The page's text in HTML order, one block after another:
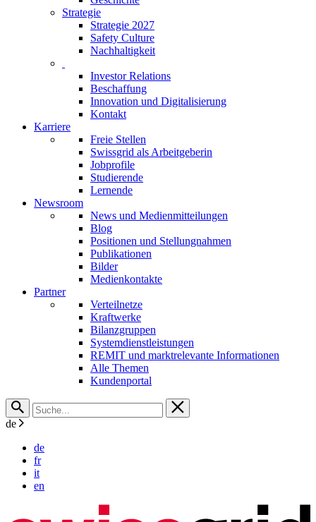
Strategie
Strategie 2027
Safety Culture
Nachhaltigkeit
Investor Relations
Beschaffung
Innovation und Digitalisierung
Kontakt
Karriere
Freie Stellen
Swissgrid als Arbeitgeberin
Jobprofile
Studierende
Lernende
Newsroom
News und Medienmitteilungen
Blog
Positionen und Stellungnahmen
Publikationen
Bilder
Medienkontakte
Partner
Verteilnetze
Kraftwerke
Bilanzgruppen
Systemdienstleistungen
REMIT und marktrelevante Informationen
Alle Themen
Kundenportal
de
de
fr
it
en